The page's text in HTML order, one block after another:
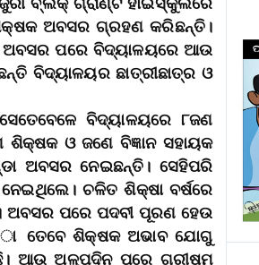
ବ୍ଲକ୍‌ ଗ୍ରାଣ୍ଟ ହାଇସ୍କୁଲରେ
ଅବସର ଗ୍ରହଣ କରିଛନ୍ତି।
ଅବସର ପରେ ବିଦ୍ୟାଳୟରେ ଆଉ
ବିଦ୍ୟାଳୟର ଛାତ୍ରୀଛାତ୍ର ଓ
ବିଦ୍ୟାଳୟରେ ୮ଜଣ
ଓ ଜଣେ ବିଜ୍ଞାନ ସହାୟକ
ଅବସର ନେଇଛନ୍ତି। ସେହିପରି
ଚଳିତ ଶିକ୍ଷା ବର୍ଷରେ
ଅବସର ପରେ ପଦବୀ ପୂରଣ ହେଉ
ତେବେ ଶିକ୍ଷକ ଅଭାବ ଯୋଗୁ
ଆଉ ଅଳ୍ପଦିନ ପରେ ଗ୍ରୀଷ୍ମ